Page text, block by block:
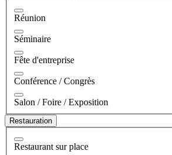
Réunion
Séminaire
Fête d'entreprise
Conférence / Congrès
Salon / Foire / Exposition
Restauration
Restaurant sur place